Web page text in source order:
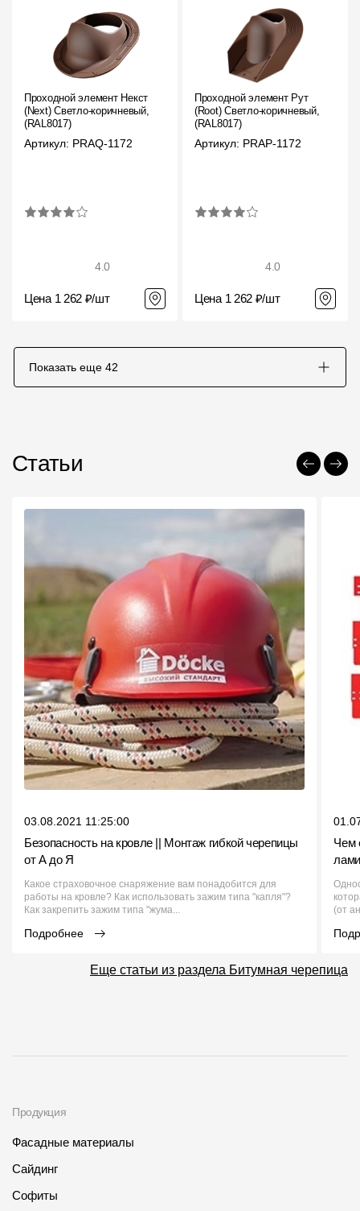
Проходной элемент Некст
(Next) Светло-коричневый,
(RAL8017)
Артикул: PRAQ-1172
4.0
Цена 1 262 ₽/шт
Проходной элемент Рут
(Root) Светло-коричневый,
(RAL8017)
Артикул: PRAP-1172
4.0
Цена 1 262 ₽/шт
Показать еще 42
Статьи
03.08.2021 11:25:00
Безопасность на кровле || Монтаж гибкой черепицы
от А до Я
Какое страховочное снаряжение вам понадобится для
работы на кровле? Как использовать зажим типа "капля"?
Как закрепить зажим типа "жума...
Подробнее
Чем
(от
Еще статьи из раздела Битумная черепица
Продукция
Фасадные материалы
Сайдинг
Софиты